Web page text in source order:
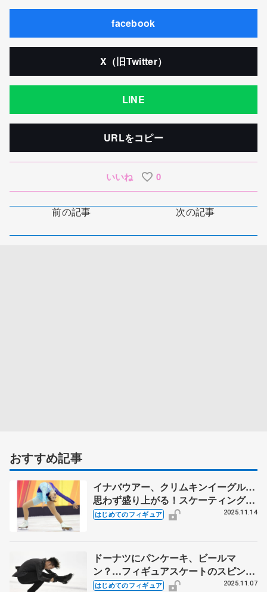
facebook
X（旧Twitter）
LINE
URLをコピー
いいね 0
前の記事 次の記事
おすすめ記事
イナバウアー、クリムキンイーグル…
思わず盛り上がる！スケーティングの
技を解説
はじめてのフィギュア 2025.11.14
ドーナツにパンケーキ、ビールマ
ン？…フィギュアスケートのスピンを
解説
はじめてのフィギュア 2025.11.07